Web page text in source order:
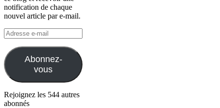
notification de chaque
nouvel article par e-mail.
Adresse
e-
mail
Abonnez-
vous
Rejoignez les 544 autres
abonnés